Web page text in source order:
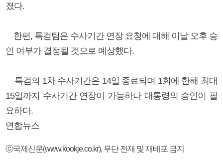
졌다.
한편, 특검팀은 수사기간 연장 요청에 대해 이날 오후 승
인 여부가 결정될 것으로 예상했다.
특검의 1차 수사기간은 14일 종료되며 1회에 한해 최대
15일까지 수사기간 연장이 가능하나 대통령의 승인이 필
요하다.
연합뉴스
ⓒ국제신문(www.kookje.co.kr), 무단 전재 및 재배포 금지